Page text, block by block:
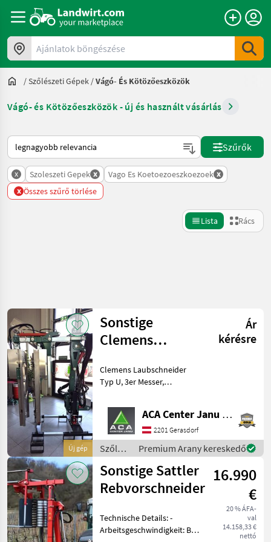
Ajánlatok böngészése
/Szőlészeti Gépek /Vágó- És Kötözőeszközök
Vágó- és Kötözőeszközök - új és használt vásárlás
Így van sorba rendezve a Landwirt.com-on
Szűrők
x Szoleszeti Gepek x Vago Es Koetoezoeszkoezoek x
x Összes szűrő törlése
Lista Rács
Kategória 3 Ország
AKTUÁLIS
ÚTVONAL
Mezőgazdasági
gépek/eszközök
Szoleszeti
Gepek
Vago Es
Koetoezoeszkoezoek
KATEGÓRIA
KIVÁLASZTÁSA
Sonstige
6
Infaco
4
Visszaállítás
megjelenítése
Új gép
Sonstige
Clemens
Typ U
Ár
kérésre
Clemens Laubschneider
Typ U, 3er Messer,
Messerträger seitlich 1, 45
und oben, hydraulische
Breitenverstellung im
Laubschn
ACA Center Janu GmbH
2201 Gerasdorf
Szőlészeti
gépek /
Sonstige
Premium Arany kereskedő
Sonstige Sattler
Rebvorschneider
16.990
€
20 % ÁFA-
val
14.158,33 €
nettó
Technische Details: -
Arbeitsgeschwindigkeit: Bis